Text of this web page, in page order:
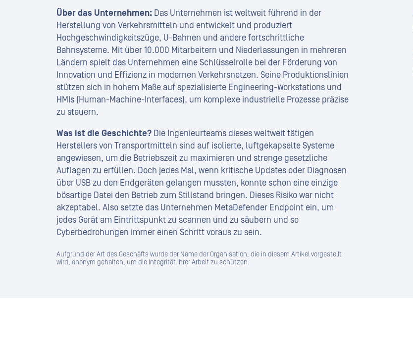
Über das Unternehmen: Das Unternehmen ist weltweit führend in der
Herstellung von Verkehrsmitteln und entwickelt und produziert
Hochgeschwindigkeitszüge, U-Bahnen und andere fortschrittliche
Bahnsysteme. Mit über 10.000 Mitarbeitern und Niederlassungen in mehreren
Ländern spielt das Unternehmen eine Schlüsselrolle bei der Förderung von
Innovation und Effizienz in modernen Verkehrsnetzen. Seine Produktionslinien
stützen sich in hohem Maße auf spezialisierte Engineering-Workstations und
HMIs (Human-Machine-Interfaces), um komplexe industrielle Prozesse präzise
zu steuern.
Was ist die Geschichte? Die Ingenieurteams dieses weltweit tätigen
Herstellers von Transportmitteln sind auf isolierte, luftgekapselte Systeme
angewiesen, um die Betriebszeit zu maximieren und strenge gesetzliche
Auflagen zu erfüllen. Doch jedes Mal, wenn kritische Updates oder Diagnosen
über USB zu den Endgeräten gelangen mussten, konnte schon eine einzige
bösartige Datei den Betrieb zum Stillstand bringen. Dieses Risiko war nicht
akzeptabel. Also setzte das Unternehmen MetaDefender Endpoint ein, um
jedes Gerät am Eintrittspunkt zu scannen und zu säubern und so
Cyberbedrohungen immer einen Schritt voraus zu sein.
Aufgrund der Art des Geschäfts wurde der Name der Organisation, die in diesem Artikel vorgestellt
wird, anonym gehalten, um die Integrität ihrer Arbeit zu schützen.